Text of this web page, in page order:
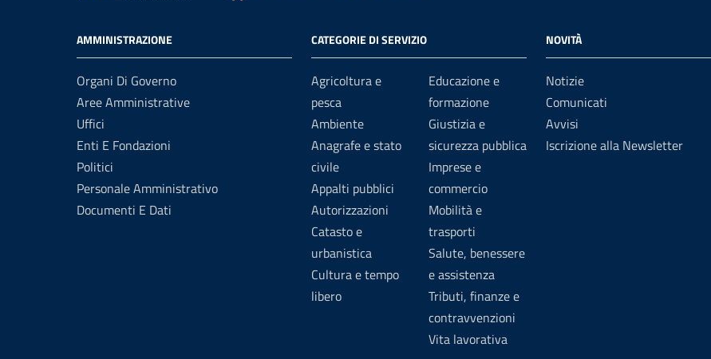
AMMINISTRAZIONE
Organi Di Governo
Aree Amministrative
Uffici
Enti E Fondazioni
Politici
Personale Amministrativo
Documenti E Dati
CATEGORIE DI SERVIZIO
Agricoltura e
pesca
Ambiente
Anagrafe e stato
civile
Appalti pubblici
Autorizzazioni
Catasto e
urbanistica
Cultura e tempo
libero
Educazione e
formazione
Giustizia e
sicurezza pubblica
Imprese e
commercio
Mobilità e
trasporti
Salute, benessere
e assistenza
Tributi, finanze e
contravvenzioni
Vita lavorativa
NOVITÀ
Notizie
Comunicati
Avvisi
Iscrizione alla Newsletter